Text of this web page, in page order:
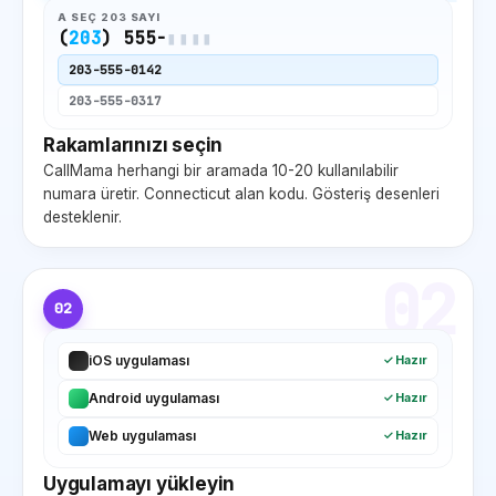
A SEÇ 203 SAYI
(203) 555-▮▮▮▮
203-555-0142
203-555-0317
Rakamlarınızı seçin
CallMama herhangi bir aramada 10-20 kullanılabilir
numara üretir. Connecticut alan kodu. Gösteriş desenleri
desteklenir.
02
iOS uygulaması ✓ Hazır
Android uygulaması ✓ Hazır
Web uygulaması ✓ Hazır
Uygulamayı yükleyin